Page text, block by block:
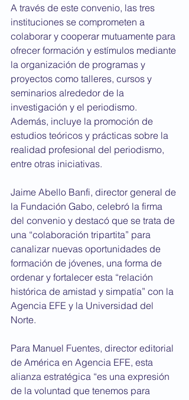
A través de este convenio, las tres
instituciones se comprometen a
colaborar y cooperar mutuamente para
ofrecer formación y estímulos mediante
la organización de programas y
proyectos como talleres, cursos y
seminarios alrededor de la
investigación y el periodismo.
Además, incluye la promoción de
estudios teóricos y prácticas sobre la
realidad profesional del periodismo,
entre otras iniciativas.
Jaime Abello Banfi, director general de
la Fundación Gabo, celebró la firma
del convenio y destacó que se trata de
una “colaboración tripartita” para
canalizar nuevas oportunidades de
formación de jóvenes, una forma de
ordenar y fortalecer esta “relación
histórica de amistad y simpatía” con la
Agencia EFE y la Universidad del
Norte.
Para Manuel Fuentes, director editorial
de América en Agencia EFE, esta
alianza estratégica “es una expresión
de la voluntad que tenemos para